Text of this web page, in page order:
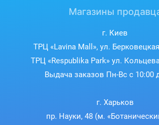
Магазины
г. Киев
ТРЦ «Lavina Mall», ул.
ТРЦ «Respublika Park» ул.
Выдача заказов Пн-Вс с 10:00
г. Харьков
пр. Науки, 48 (м.